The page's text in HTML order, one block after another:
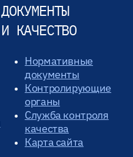
ДОКУМЕНТЫ
И КАЧЕСТВО
Нормативные
документы
Контролирующие
органы
Служба контроля
качества
Карта сайта